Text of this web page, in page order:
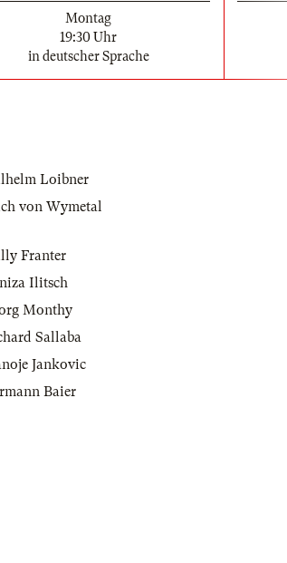
Montag
19:30 Uhr
in deutscher Sprache
Loibner
von Wymetal
Franter
Ilitsch
Monthy
Sallaba
Jankovic
Baier